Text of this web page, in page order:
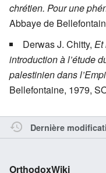
chrétien. Pour une
Abbaye de
Derwas J. Chitty,
introduction à l’étude
palestinien dans
Bellefontaine, 1979,
Dernière
OrthodoxWiki